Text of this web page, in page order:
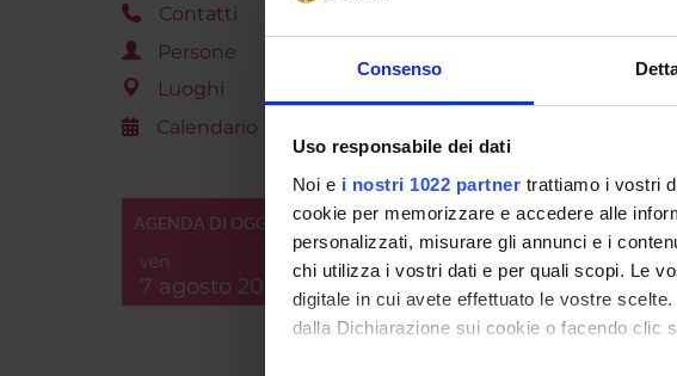
Consenso
Uso responsabile dei dati
Noi e i nostri 1022 partner trattiamo i vostri
cookie per memorizzare e accedere alle
personalizzati, misurare gli annunci e i
chi utilizza i vostri dati e per quali scopi. Le
digitale in cui avete effettuato le vostre
dalla Dichiarazione sui cookie o facendo clic
Contatti
Persone
Luoghi
Calendario
AGENDA DI OGGI
ven
7 agosto 2026